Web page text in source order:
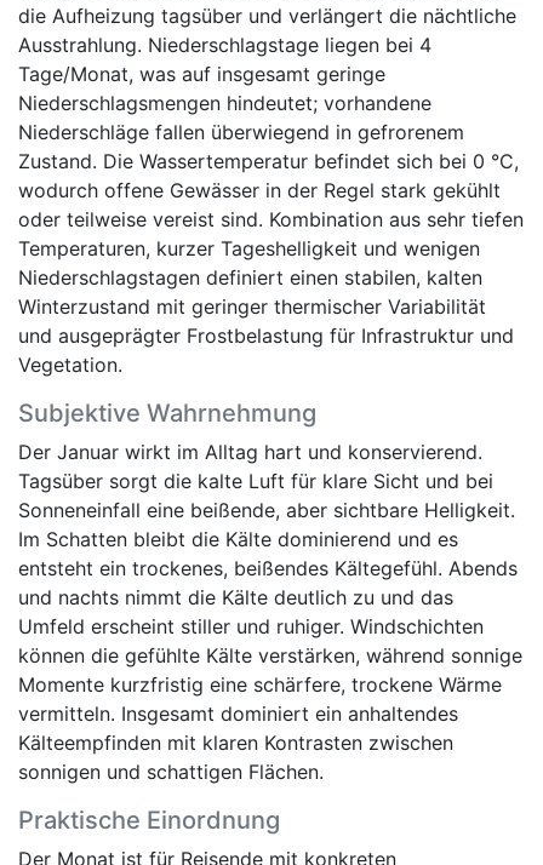
die Aufheizung tagsüber und verlängert die nächtliche
Ausstrahlung. Niederschlagstage liegen bei 4
Tage/Monat, was auf insgesamt geringe
Niederschlagsmengen hindeutet; vorhandene
Niederschläge fallen überwiegend in gefrorenem
Zustand. Die Wassertemperatur befindet sich bei 0 °C,
wodurch offene Gewässer in der Regel stark gekühlt
oder teilweise vereist sind. Kombination aus sehr tiefen
Temperaturen, kurzer Tageshelligkeit und wenigen
Niederschlagstagen definiert einen stabilen, kalten
Winterzustand mit geringer thermischer Variabilität
und ausgeprägter Frostbelastung für Infrastruktur und
Vegetation.
Subjektive Wahrnehmung
Der Januar wirkt im Alltag hart und konservierend.
Tagsüber sorgt die kalte Luft für klare Sicht und bei
Sonneneinfall eine beißende, aber sichtbare Helligkeit.
Im Schatten bleibt die Kälte dominierend und es
entsteht ein trockenes, beißendes Kältegefühl. Abends
und nachts nimmt die Kälte deutlich zu und das
Umfeld erscheint stiller und ruhiger. Windschichten
können die gefühlte Kälte verstärken, während sonnige
Momente kurzfristig eine schärfere, trockene Wärme
vermitteln. Insgesamt dominiert ein anhaltendes
Kälteempfinden mit klaren Kontrasten zwischen
sonnigen und schattigen Flächen.
Praktische Einordnung
Der Monat ist für Reisende mit konkreten